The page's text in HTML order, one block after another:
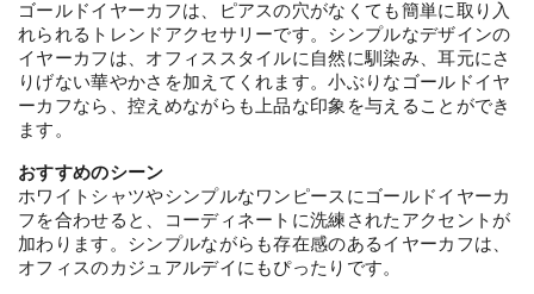
ゴールドイヤーカフは、ピアスの穴がなくても簡単に取り入
れられるトレンドアクセサリーです。シンプルなデザインの
イヤーカフは、オフィススタイルに自然に馴染み、耳元にさ
りげない華やかさを加えてくれます。小ぶりなゴールドイヤ
ーカフなら、控えめながらも上品な印象を与えることができ
ます。
おすすめのシーン
ホワイトシャツやシンプルなワンピースにゴールドイヤーカ
フを合わせると、コーディネートに洗練されたアクセントが
加わります。シンプルながらも存在感のあるイヤーカフは、
オフィスのカジュアルデイにもぴったりです。